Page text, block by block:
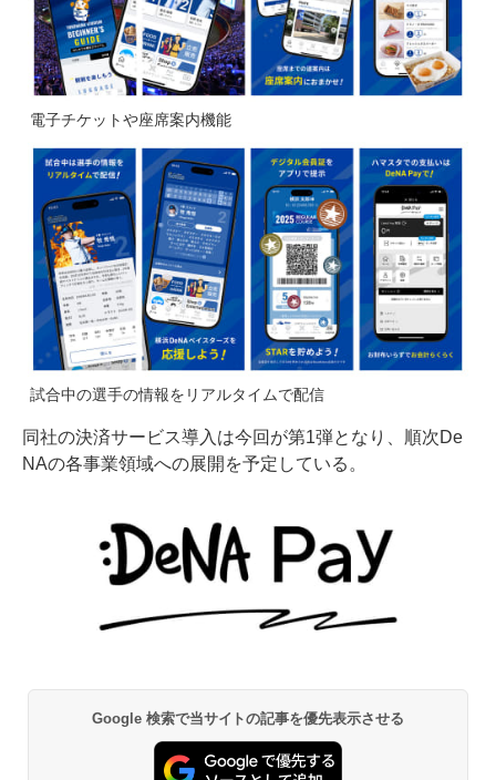
電子チケットや座席案内機能
試合中の選手の情報をリアルタイムで配信
同社の決済サービス導入は今回が第1弾となり、順次De
NAの各事業領域への展開を予定している。
Google 検索で当サイトの記事を優先表示させる